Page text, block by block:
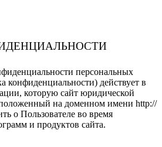
персональных
конфиденциальности) действует в
которую сайт юридической
на доменном имени http://
о Пользователе во время
и продуктов сайта.